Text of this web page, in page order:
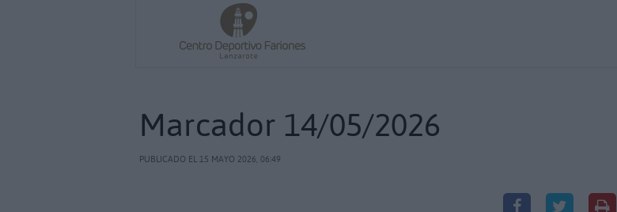
Marcador 14/05/2026
PUBLICADO EL 15 MAYO 2026, 06:49